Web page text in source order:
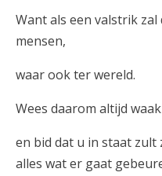
Want als een valstrik
mensen,
waar ook ter wereld.
Wees daarom altijd
en bid dat u in staat
alles wat er gaat